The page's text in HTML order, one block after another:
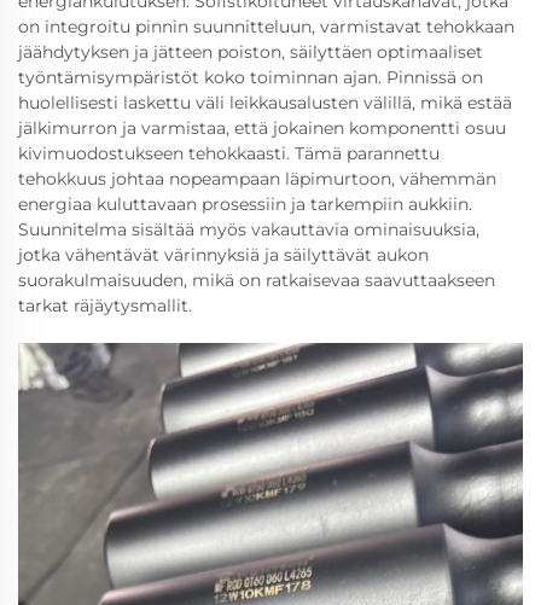
on integroitu pinnin suunnitteluun, varmistavat tehokkaan
jäähdytyksen ja jätteen poiston, säilyttäen optimaaliset
työntämisympäristöt koko toiminnan ajan. Pinnissä on
huolellisesti laskettu väli leikkausalusten välillä, mikä estää
jälkimurron ja varmistaa, että jokainen komponentti osuu
kivimuodostukseen tehokkaasti. Tämä parannettu
tehokkuus johtaa nopeampaan läpimurtoon, vähemmän
energiaa kuluttavaan prosessiin ja tarkempiin aukkiin.
Suunnitelma sisältää myös vakauttavia ominaisuuksia,
jotka vähentävät värinnyksiä ja säilyttävät aukon
suorakulmaisuuden, mikä on ratkaisevaa saavuttaakseen
tarkat räjäytysmallit.